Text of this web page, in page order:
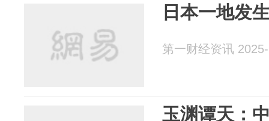
日本一地发
第一财经资讯
玉渊谭天：